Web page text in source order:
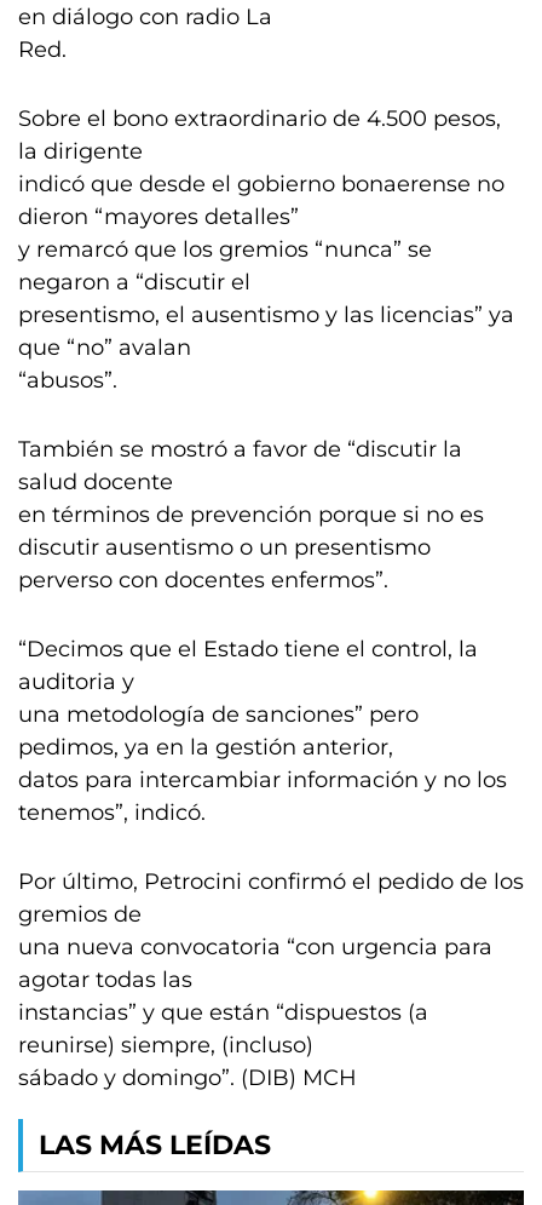
en diálogo con radio La
Red.
Sobre el bono extraordinario de 4.500 pesos,
la dirigente
indicó que desde el gobierno bonaerense no
dieron “mayores detalles”
y remarcó que los gremios “nunca” se
negaron a “discutir el
presentismo, el ausentismo y las licencias” ya
que “no” avalan
“abusos”.
También se mostró a favor de “discutir la
salud docente
en términos de prevención porque si no es
discutir ausentismo o un presentismo
perverso con docentes enfermos”.
“Decimos que el Estado tiene el control, la
auditoria y
una metodología de sanciones” pero
pedimos, ya en la gestión anterior,
datos para intercambiar información y no los
tenemos”, indicó.
Por último, Petrocini confirmó el pedido de los
gremios de
una nueva convocatoria “con urgencia para
agotar todas las
instancias” y que están “dispuestos (a
reunirse) siempre, (incluso)
sábado y domingo”. (DIB) MCH
LAS MÁS LEÍDAS